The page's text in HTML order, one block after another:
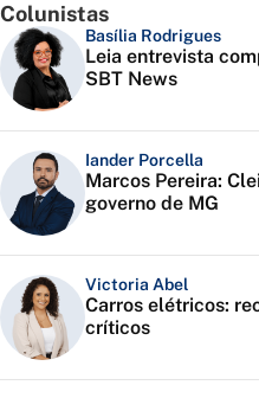
Colunistas
Basília Rodrigues
Leia entrevista
SBT News
Iander Porcella
Marcos Pereira:
governo de MG
Victoria Abel
Carros elétricos:
críticos